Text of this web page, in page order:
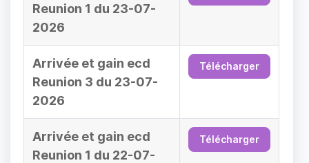
Reunion 1 du 23-07-
2026
Arrivée et gain ecd
Reunion 3 du 23-07-
2026
Télécharger
Arrivée et gain ecd
Reunion 1 du 22-07-
Télécharger